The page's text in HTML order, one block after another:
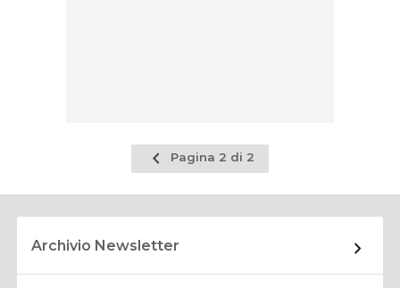
Pagina
precedente
Pagina 2 di 2
Archivio Newsletter